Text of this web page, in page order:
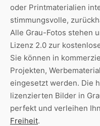
oder Printmaterialien
stimmungsvolle,
Alle Grau-Fotos stehen
Lizenz 2.0 zur
Sie können in
Projekten,
eingesetzt werden. Die
lizenzierten Bilder in
perfekt und verleihen
Freiheit.